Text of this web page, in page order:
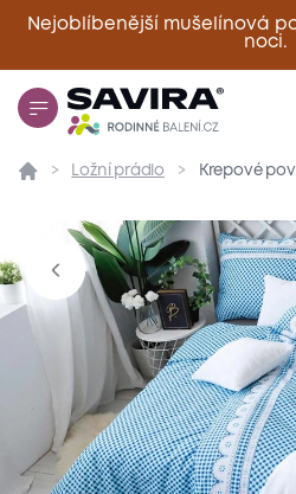
Nejoblíbenější mušelínová
noci.
Přehled Parametry
Ložní prádlo Krepové